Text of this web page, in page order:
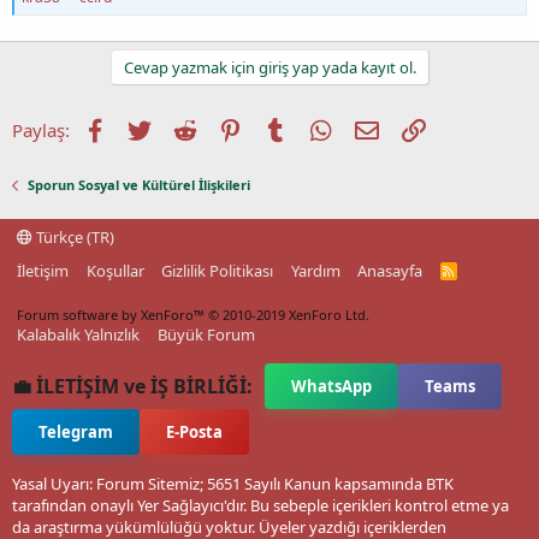
Cevap yazmak için giriş yap yada kayıt ol.
Paylaş: Facebook
TwitterReddit PinterestTumblrWhatsApp
E-postaLink
Sporun Sosyal ve Kültürel İlişkileri
Türkçe (TR)
İletişim
Koşullar Gizlilik Politikası Yardım Anasayfa
R
Forum software by XenForo™ © 2010-2019 XenForo Ltd.
Kalabalık Yalnızlık Büyük Forum
💼 İLETİŞİM ve İŞ BİRLİĞİ: WhatsApp Teams
Telegram E-Posta
Yasal Uyarı: Forum Sitemiz; 5651 Sayılı Kanun kapsamında BTK
tarafından onaylı Yer Sağlayıcı'dır. Bu sebeple içerikleri kontrol etme ya
da araştırma yükümlülüğü yoktur. Üyeler yazdığı içeriklerden